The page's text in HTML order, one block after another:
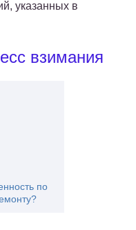
указанных в
взимания
по